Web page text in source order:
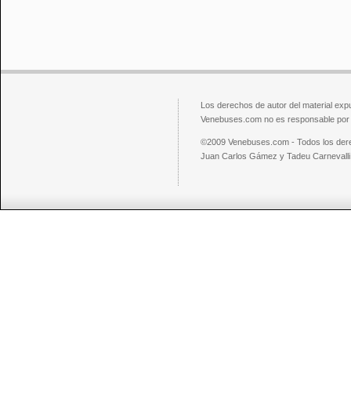
Los derechos de autor del material
Venebuses.com no es responsable
©2009 Venebuses.com - Todos los
Juan Carlos Gámez y Tadeu Carnevalli